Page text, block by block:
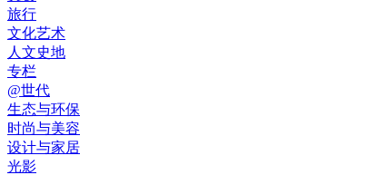
旅行
文化艺术
人文史地
专栏
@世代
生态与环保
时尚与美容
设计与家居
光影